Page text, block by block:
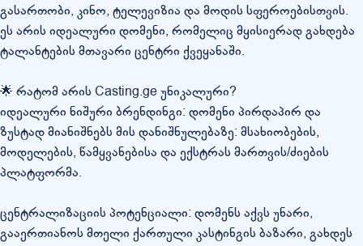
გასართობი, კინო, ტელევიზია და მოდის სფეროებისთვის.
ეს არის იდეალური დომენი, რომელიც მყისიერად გახდება
ტალანტების მთავარი ცენტრი ქვეყანაში.
🌟 რატომ არის Casting.ge უნიკალური?
იდეალური ნიშური ბრენდინგი: დომენი პირდაპირ და
ზუსტად მიანიშნებს მის დანიშნულებაზე: მსახიობების,
მოდელების, წამყვანებისა და ექსტრას მართვის/ძიების
პლატფორმა.
ცენტრალიზაციის პოტენციალი: დომენს აქვს უნარი,
გააერთიანოს მთელი ქართული კასტინგის ბაზარი, გახდეს